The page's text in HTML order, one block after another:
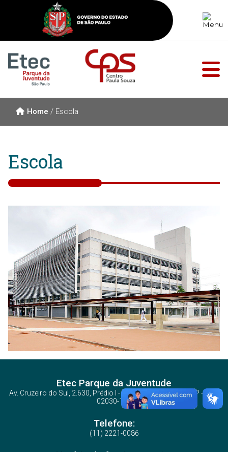
Home / Escola
Escola
Etec Parque da Juventude
Av. Cruzeiro do Sul, 2.630, Prédio I - Santana - São Paulo/SP - CEP:
02030-100
Telefone:
(11) 2221-0086